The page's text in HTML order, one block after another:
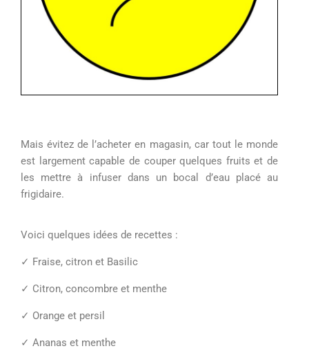
Mais évitez de l’acheter en magasin, car tout le monde
est largement capable de couper quelques fruits et de
les mettre à infuser dans un bocal d’eau placé au
frigidaire.
Voici quelques idées de recettes :
✓ Fraise, citron et Basilic
✓ Citron, concombre et menthe
✓ Orange et persil
✓ Ananas et menthe